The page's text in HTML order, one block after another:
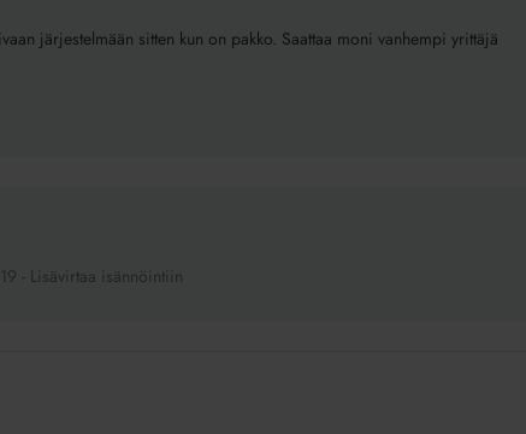
järjestelmään sitten kun on pakko. Saattaa moni vanhempi yrittäjä
- Lisävirtaa isännöintiin